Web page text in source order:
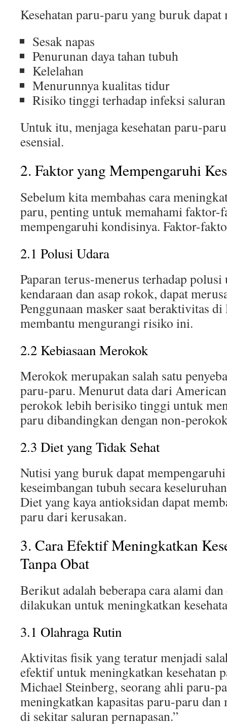
Kesehatan paru-paru yang buruk dapat
Sesak napas
Penurunan daya tahan tubuh
Kelelahan
Menurunnya kualitas tidur
Risiko tinggi terhadap infeksi saluran
Untuk itu, menjaga kesehatan paru-
esensial.
2. Faktor yang Mempengaruhi
Sebelum kita membahas cara
paru, penting untuk memahami faktor-
mempengaruhi kondisinya. Faktor-
2.1 Polusi Udara
Paparan terus-menerus terhadap polusi
kendaraan dan asap rokok, dapat
Penggunaan masker saat beraktivitas
membantu mengurangi risiko ini.
2.2 Kebiasaan Merokok
Merokok merupakan salah satu
paru-paru. Menurut data dari
perokok lebih berisiko tinggi untuk
paru dibandingkan dengan non-
2.3 Diet yang Tidak Sehat
Nutisi yang buruk dapat
keseimbangan tubuh secara
Diet yang kaya antioksidan dapat
paru dari kerusakan.
3. Cara Efektif Meningkatkan
Tanpa Obat
Berikut adalah beberapa cara alami
dilakukan untuk meningkatkan
3.1 Olahraga Rutin
Aktivitas fisik yang teratur menjadi
efektif untuk meningkatkan kesehatan
Michael Steinberg, seorang ahli paru-
meningkatkan kapasitas paru-paru
di sekitar saluran pernapasan.”